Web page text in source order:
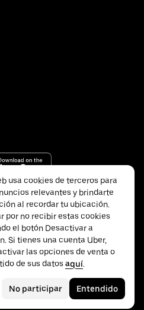
usa cookies de terceros para
relevantes y brindarte
al recordar tu ubicación.
por no recibir estas cookies
el botón Desactivar a
Si tienes una cuenta Uber,
las opciones de venta o
de sus datos aquí.
No participar Entendido